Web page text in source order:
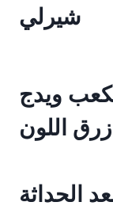
شيرلي
ويدج
اللون
الحداثة